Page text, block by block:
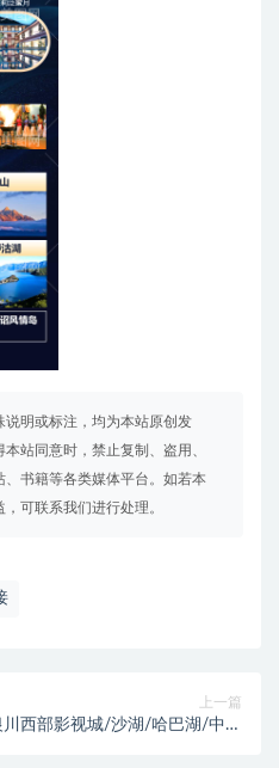
说明或标注，均为本站原创发
站同意时，禁止复制、盗用、
书籍等各类媒体平台。如若本
可联系我们进行处理。
上一篇
西部影视城/沙湖/哈巴湖/中卫